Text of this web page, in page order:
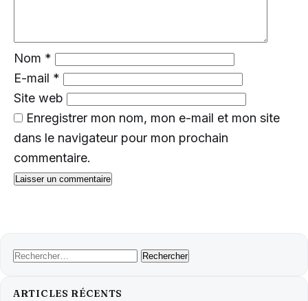
Nom *
E-mail *
Site web
Enregistrer mon nom, mon e-mail et mon site
dans le navigateur pour mon prochain
commentaire.
Rechercher :
ARTICLES RÉCENTS